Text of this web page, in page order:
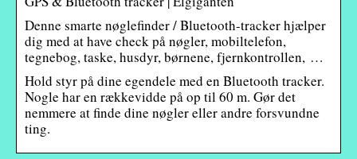
Denne smarte nøglefinder / Bluetooth-tracker hjælper
dig med at have check på nøgler, mobiltelefon,
tegnebog, taske, husdyr, børnene, fjernkontrollen, …
Hold styr på dine egendele med en Bluetooth tracker.
Nogle har en rækkevidde på op til 60 m. Gør det
nemmere at finde dine nøgler eller andre forsvundne
ting.